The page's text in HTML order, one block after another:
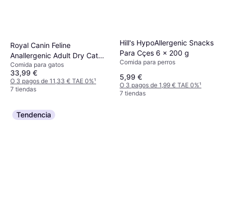
Royal Canin Feline
Anallergenic Adult Dry Cat
Food 2kg
Comida para gatos
33,99 €
O 3 pagos de 11,33 € TAE 0%¹
7 tiendas
Hill's HypoAllergenic Snacks
Para Cçes 6 x 200 g
Comida para perros
5,99 €
O 3 pagos de 1,99 € TAE 0%¹
7 tiendas
Tendencia